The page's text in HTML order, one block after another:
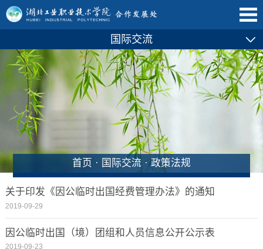
国际交流
首页 · 国际交流·政策法规
关于印发《因公临时出国经费管理办法》的通知
2019-09-29
因公临时出国（境）团组和人员信息公开公示表
2019-09-23